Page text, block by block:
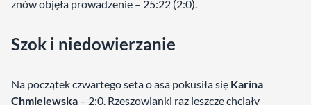
znów objęła prowadzenie – 25:22 (2:0).
Szok i niedowierzanie
Na początek czwartego seta o asa pokusiła się Karina
Chmielewska – 2:0. Rzeszowianki raz jeszcze chciały